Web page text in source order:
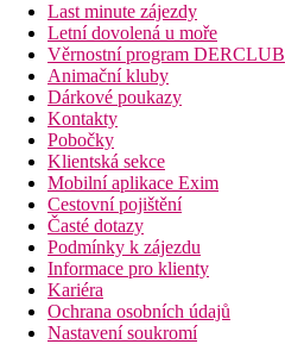
Last minute zájezdy
Letní dovolená u moře
Věrnostní program DERCLUB
Animační kluby
Dárkové poukazy
Kontakty
Pobočky
Klientská sekce
Mobilní aplikace Exim
Cestovní pojištění
Časté dotazy
Podmínky k zájezdu
Informace pro klienty
Kariéra
Ochrana osobních údajů
Nastavení soukromí